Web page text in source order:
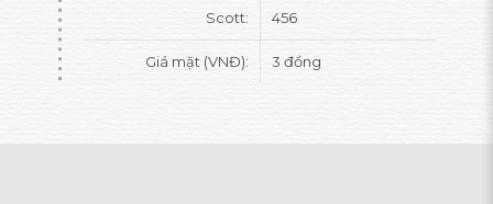
Scott: 456
Giá mặt (VNĐ): 3 đồng